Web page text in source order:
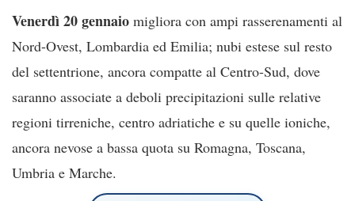
Venerdì 20 gennaio migliora con ampi rasserenamenti al
Nord-Ovest, Lombardia ed Emilia; nubi estese sul resto
del settentrione, ancora compatte al Centro-Sud, dove
saranno associate a deboli precipitazioni sulle relative
regioni tirreniche, centro adriatiche e su quelle ioniche,
ancora nevose a bassa quota su Romagna, Toscana,
Umbria e Marche.